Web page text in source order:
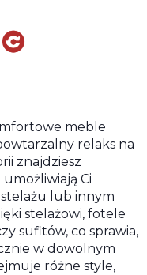
meble
relaks na
znajdziesz
Ci
stelażu lub innym
stelażowi, fotele
sufitów, co sprawia,
w dowolnym
różne style,